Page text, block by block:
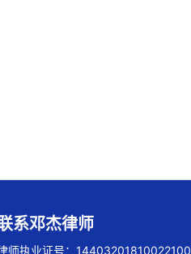
系邓杰律师
师执业证号：14403201810022100